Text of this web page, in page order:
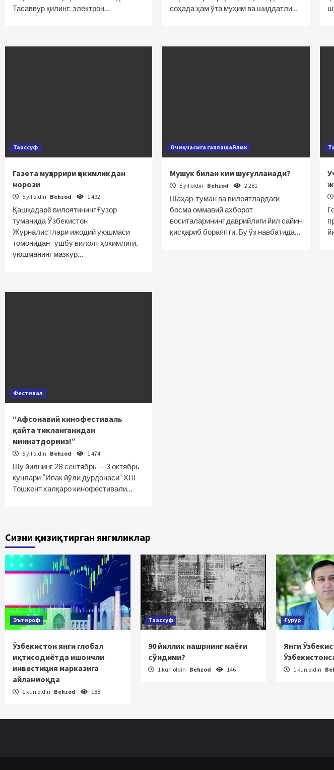
Тасаввур қилинг: электрон…
соҳада ҳам ўта муҳим ва шиддатли…
Таассуф
Газета муҳаррири ҳокимликдан
норози
5 yil oldin Behzod 1 492
Қашқадарё вилоятининг Ғузор
туманида Ўзбекистон
Журналистлари ижодий уюшмаси
томонидан ушбу вилоят ҳокимлиги,
уюшманинг мазкур…
Очиқчасига гаплашайлик
Мушук билан ким шуғулланади?
5 yil oldin Behzod 2 281
Шаҳар-туман ва вилоятлардаги
босма оммавий ахборот
воситаларининг даврийлиги йил сайин
қисқариб бораяпти. Бу ўз навбатида…
Фестивал
“Афсонавий кинофестиваль
қайта тикланганидан
миннатдормиз!”
5 yil oldin Behzod 1 474
Шу йилнинг 28 сентябрь — 3 октябрь
кунлари “Ипак йўли дурдонаси” XIII
Тошкент халқаро кинофестивали…
Сизни қизиқтирган янгиликлар
Эътироф
Ўзбекистон янги глобал
иқтисодиётда ишончли
инвестиция марказига
айланмоқда
1 kun oldin Behzod 188
Таассуф
90 йиллик нашрнинг маёғи
сўндими?
1 kun oldin Behzod 146
Ғурур
Янги
1 kun oldin